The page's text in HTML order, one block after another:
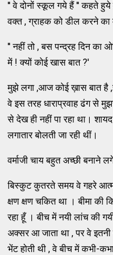
'' वे दोनों स्कूल गये हैं '' कहते
वक्त , ग्राहक को डील करने का
'' नहीं तो , बस पन्द्रह दिन का
में ! क्यों कोई खास बात ?'
मुझे लगा ,आज कोई ख़ास बात है
वे इस तरह धाराप्रवाह ढंग से
से देख ही नहीं पा रहा था।
लगातार बोलती जा रही थीं।
वर्माजी चाय बहुत अच्छी बनाने
बिस्कुट कुतरते समय वे गहरे
क्षण क्षण चकित था । बीमा की
रहा हूँ । बीच में नयी लांच की
अक्सर आ जाता था , पर वे इतनी
भेंट होती थी , वे बीच में कभी-